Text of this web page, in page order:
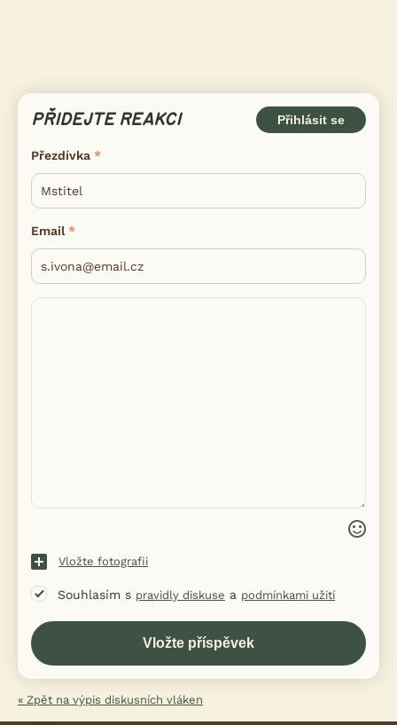
PŘIDEJTE REAKCI Přihlásit se
Přezdívka
Email
Vložte fotografii
Souhlasím s pravidly diskuse a podmínkami užití
« Zpět na výpis diskusních vláken